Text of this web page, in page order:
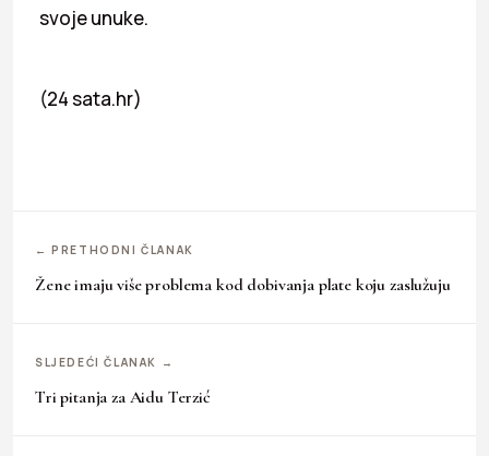
svoje unuke.
(24 sata.hr)
← PRETHODNI ČLANAK
Žene imaju više problema kod dobivanja plate koju zaslužuju
SLJEDEĆI ČLANAK →
Tri pitanja za Aidu Terzić